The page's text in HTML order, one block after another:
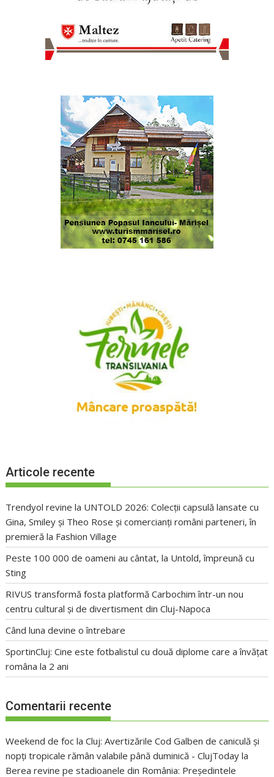
Articole recente
Trendyol revine la UNTOLD 2026: Colecții capsulă lansate cu
Gina, Smiley și Theo Rose și comercianți români parteneri, în
premieră la Fashion Village
Peste 100 000 de oameni au cântat, la Untold, împreună cu
Sting
RIVUS transformă fosta platformă Carbochim într-un nou
centru cultural și de divertisment din Cluj-Napoca
Când luna devine o întrebare
SportinCluj: Cine este fotbalistul cu două diplome care a învățat
româna la 2 ani
Comentarii recente
Weekend de foc la Cluj: Avertizările Cod Galben de caniculă și
nopți tropicale rămân valabile până duminică - ClujToday la
Berea revine pe stadioanele din România: Președintele